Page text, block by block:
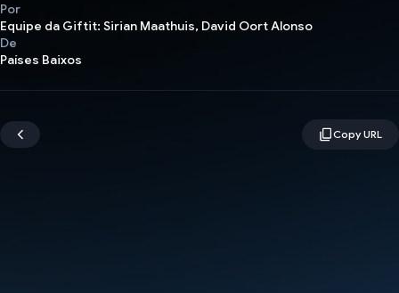
Por
Equipe da Giftit: Sirian Maathuis, David Oort Alonso
De
Países Baixos